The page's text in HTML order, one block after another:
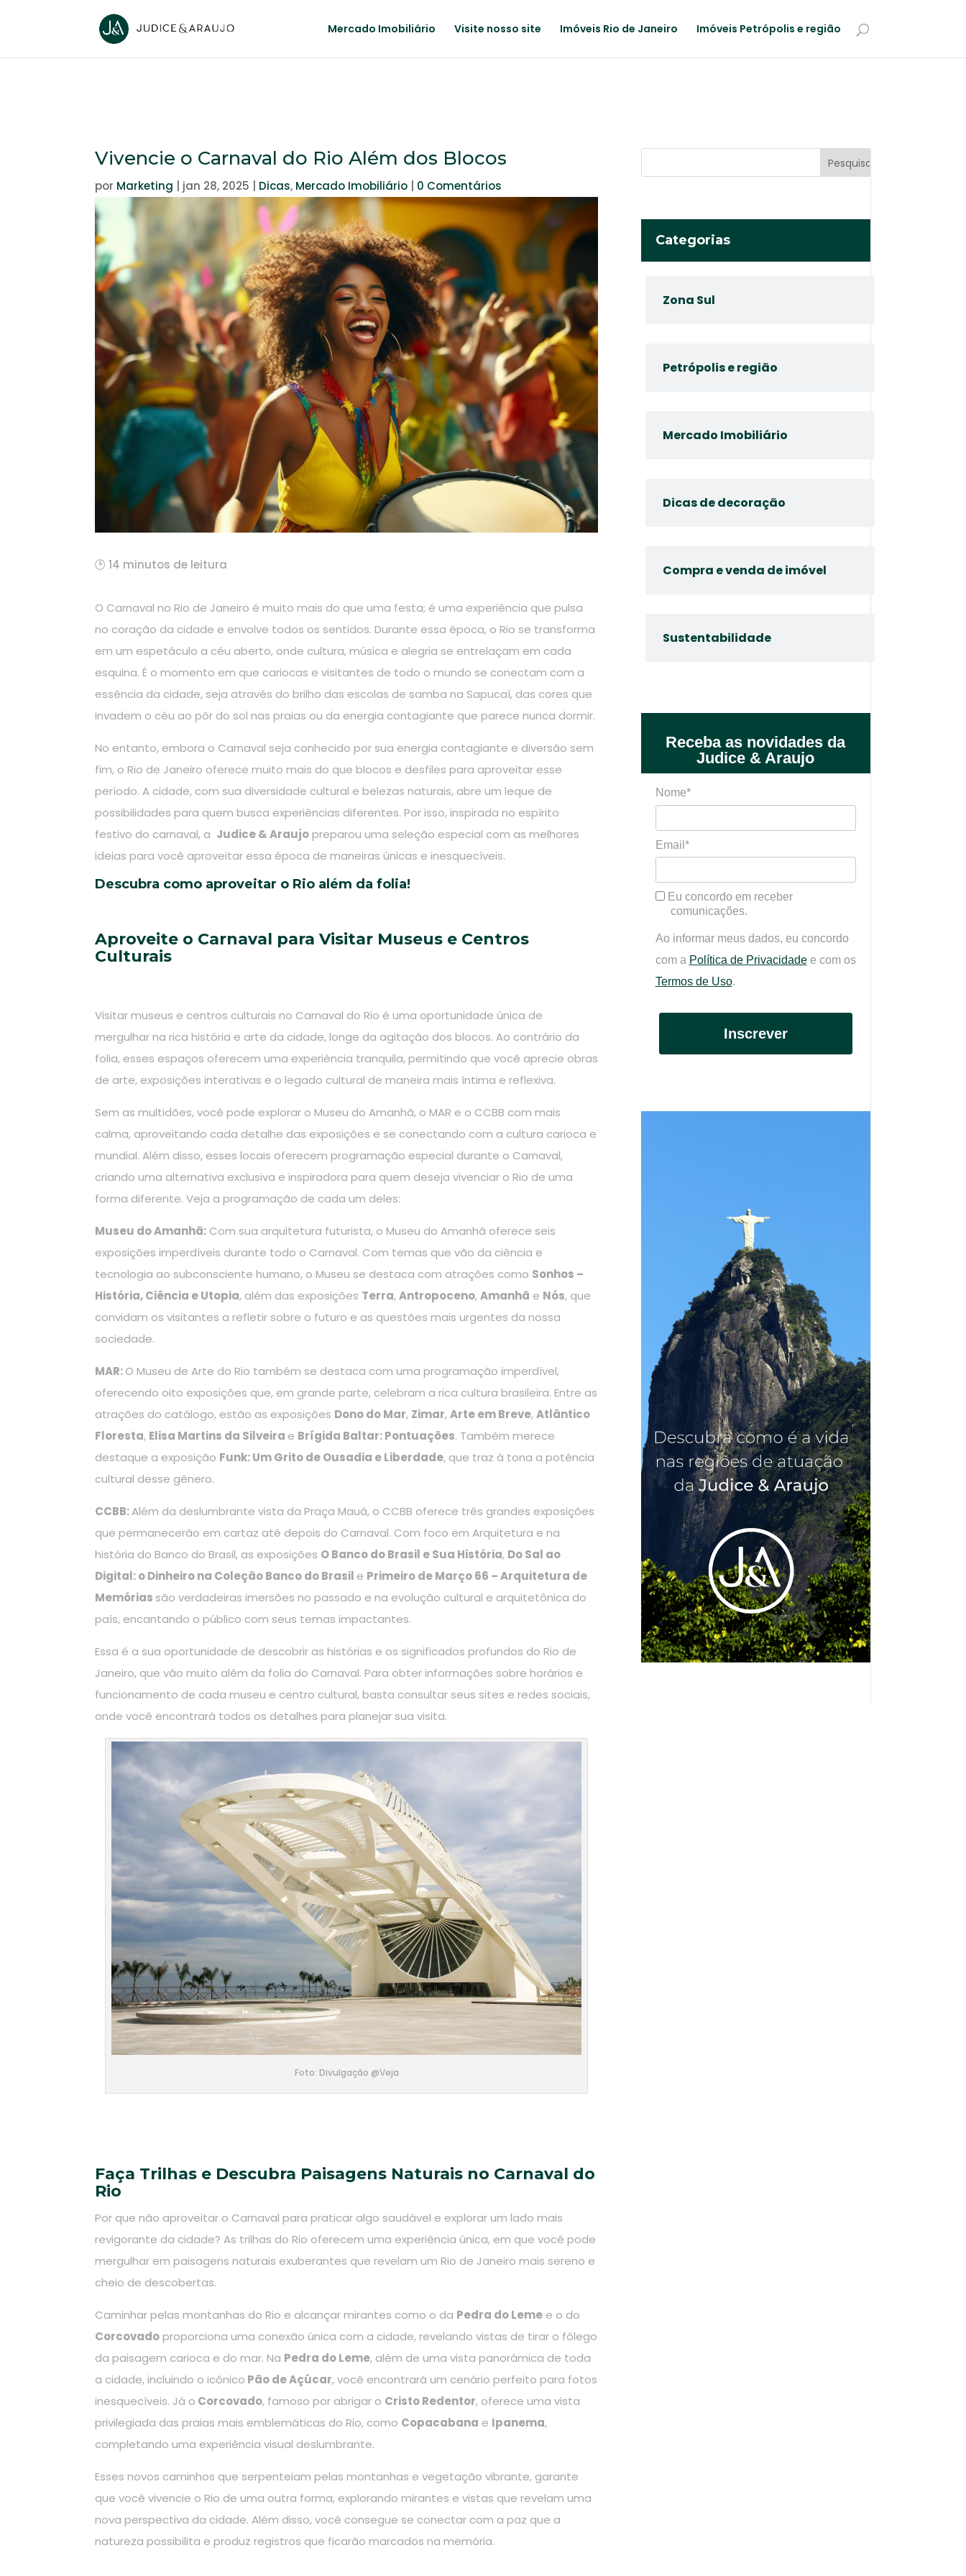
Mercado Imobiliário Visite nosso site Imóveis Rio de Janeiro Imóveis Petrópolis e região
Vivencie o Carnaval do Rio Além dos Blocos
por Marketing jan 28, 2025 Dicas, Mercado Imobiliário 0 Comentários
🕑 14 minutos de leitura
O Carnaval no Rio de Janeiro é muito mais do que uma festa; é uma experiência que pulsa
no coração da cidade e envolve todos os sentidos. Durante essa época, o Rio se transforma
em um espetáculo a céu aberto, onde cultura, música e alegria se entrelaçam em cada
esquina. É o momento em que cariocas e visitantes de todo o mundo se conectam com a
essência da cidade, seja através do brilho das escolas de samba na Sapucaí, das cores que
invadem o céu ao pôr do sol nas praias ou da energia contagiante que parece nunca dormir.
No entanto, embora o Carnaval seja conhecido por sua energia contagiante e diversão sem
fim, o Rio de Janeiro oferece muito mais do que blocos e desfiles para aproveitar esse
período. A cidade, com sua diversidade cultural e belezas naturais, abre um leque de
possibilidades para quem busca experiências diferentes. Por isso, inspirada no espírito
festivo do carnaval, a Judice & Araujopreparou uma seleção especial com as melhores
ideias para você aproveitar essa época de maneiras únicas e inesquecíveis.
Descubra como aproveitar o Rio além da folia!
Aproveite o Carnaval para Visitar Museus e Centros
Culturais
Visitar museus e centros culturais no Carnaval do Rio é uma oportunidade única de
mergulhar na rica história e arte da cidade, longe da agitação dos blocos. Ao contrário da
folia, esses espaços oferecem uma experiência tranquila, permitindo que você aprecie obras
de arte, exposições interativas e o legado cultural de maneira mais íntima e reflexiva.
Sem as multidões, você pode explorar o Museu do Amanhã, o MAR e o CCBB com mais
calma, aproveitando cada detalhe das exposições e se conectando com a cultura carioca e
mundial. Além disso, esses locais oferecem programação especial durante o Carnaval,
criando uma alternativa exclusiva e inspiradora para quem deseja vivenciar o Rio de uma
forma diferente. Veja a programação de cada um deles:
Museu do Amanhã: Com sua arquitetura futurista, o Museu do Amanhã oferece seis
exposições imperdíveis durante todo o Carnaval. Com temas que vão da ciência e
tecnologia ao subconsciente humano, o Museu se destaca com atrações como Sonhos –
História, Ciência e Utopia, além das exposições Terra,Antropoceno,Amanhã e Nós, que
convidam os visitantes a refletir sobre o futuro e as questões mais urgentes da nossa
sociedade.
MAR:O Museu de Arte do Rio também se destaca com uma programação imperdível,
oferecendo oito exposições que, em grande parte, celebram a rica cultura brasileira. Entre as
atrações do catálogo, estão as exposições Dono do Mar, Zimar,Arte em Breve,Atlântico
Floresta, Elisa Martins da Silveira e Brígida Baltar: Pontuações. Também merece
destaque a exposição Funk: Um Grito de Ousadia e Liberdade, que traz à tona a potência
cultural desse gênero.
CCBB:Além da deslumbrante vista da Praça Mauá, o CCBB oferece três grandes exposições
que permanecerão em cartaz até depois do Carnaval. Com foco em Arquitetura e na
história do Banco do Brasil, as exposições O Banco do Brasil e Sua História, Do Sal ao
Digital: o Dinheiro na Coleção Banco do Brasil e Primeiro de Março 66 – Arquitetura de
Memórias são verdadeiras imersões no passado e na evolução cultural e arquitetônica do
país, encantando o público com seus temas impactantes.
Essa é a sua oportunidade de descobrir as histórias e os significados profundos do Rio de
Janeiro, que vão muito além da folia do Carnaval. Para obter informações sobre horários e
funcionamento de cada museu e centro cultural, basta consultar seus sites e redes sociais,
onde você encontrará todos os detalhes para planejar sua visita.
Foto: Divulgação @Veja
Faça Trilhas e Descubra Paisagens Naturais no Carnaval do
Rio
Por que não aproveitar o Carnaval para praticar algo saudável e explorar um lado mais
revigorante da cidade? As trilhas do Rio oferecem uma experiência única, em que você pode
mergulhar em paisagens naturais exuberantes que revelam um Rio de Janeiro mais sereno e
cheio de descobertas.
Caminhar pelas montanhas do Rio e alcançar mirantes como o da Pedra do Leme e o do
Corcovadoproporciona uma conexão única com a cidade, revelando vistas de tirar o fôlego
da paisagem carioca e do mar. Na Pedra do Leme, além de uma vista panorâmica de toda
a cidade, incluindo o icônico Pão de Açúcar, você encontrará um cenário perfeito para fotos
inesquecíveis. Já o Corcovado, famoso por abrigar o Cristo Redentor, oferece uma vista
privilegiada das praias mais emblemáticas do Rio, como Copacabana e Ipanema,
completando uma experiência visual deslumbrante.
Esses novos caminhos que serpenteiam pelas montanhas e vegetação vibrante, garante
que você vivencie o Rio de uma outra forma, explorando mirantes e vistas que revelam uma
nova perspectiva da cidade. Além disso, você consegue se conectar com a paz que a
natureza possibilita e produz registros que ficarão marcados na memória.
Categorias
Zona Sul
Petrópolis e região
Mercado Imobiliário
Dicas de decoração
Compra e venda de imóvel
Sustentabilidade
Receba as novidades da
Judice & Araujo
Nome*
Email*
Eu concordo em receber
comunicações.
Ao informar meus dados, eu concordo
com a Política de Privacidadee com os
Termos de Uso.
Inscrever